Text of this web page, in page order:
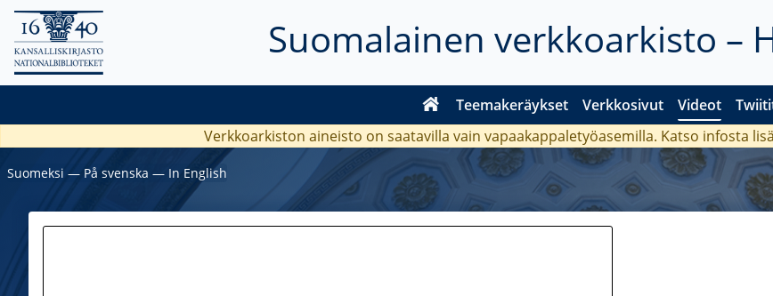
Suomalainen verkkoarkisto –
Teemakeräykset Verkkosivut Videot
Verkkoarkiston aineisto on saatavilla vain vapaakappaletyöasemilla. Katso infosta
Suomeksi ― På svenska ― In English